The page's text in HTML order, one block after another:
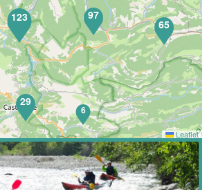
e il kayak in un modo completamente
me per un'avventura unica sull'acqua,
6
65
97
29
123
Leaflet